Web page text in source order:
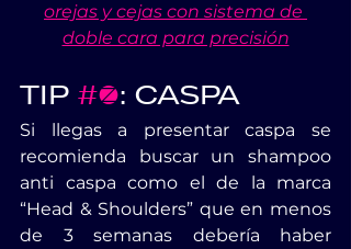
orejas y cejas con sistema de
doble cara para precisión
TIP #5: CASPA
Si llegas a presentar caspa se
recomienda buscar un shampoo
anti caspa como el de la marca
“Head & Shoulders” que en menos
de 3 semanas debería haber